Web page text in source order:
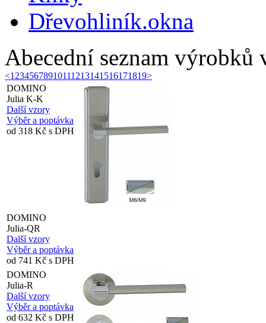
Dřevohliník.okna
Abecední seznam výrobků
<1 2345678910111213141516171819>
DOMINO
Julia K-K
Další vzory
Výběr a poptávka
od 318 Kč s DPH
DOMINO
Julia-QR
Další vzory
Výběr a poptávka
od 741 Kč s DPH
DOMINO
Julia-R
Další vzory
Výběr a poptávka
od 632 Kč s DPH